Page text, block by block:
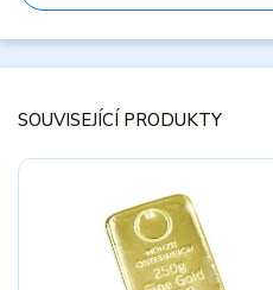
SOUVISEJÍCÍ PRODUKTY